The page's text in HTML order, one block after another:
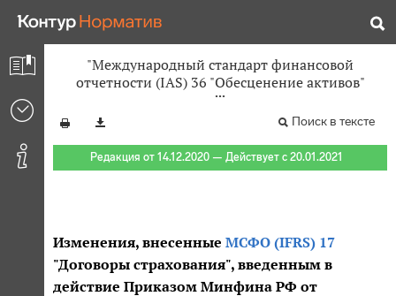
"Международный стандарт финансовой
отчетности (IAS) 36 "Обесценение активов"
Поиск в тексте
Редакция от 14.12.2020 — Действует с 20.01.2021
Изменения, внесенные МСФО (IFRS) 17
"Договоры страхования", введенным в
действие Приказом Минфина РФ от